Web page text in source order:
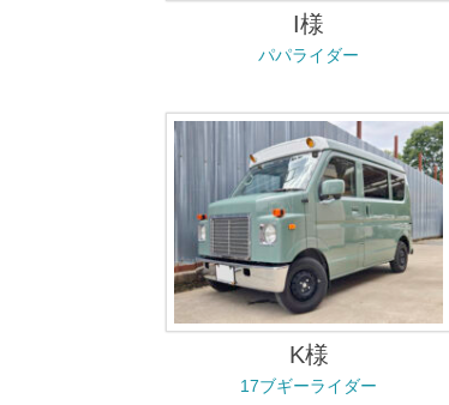
I様
パパライダー
K様
17ブギーライダー